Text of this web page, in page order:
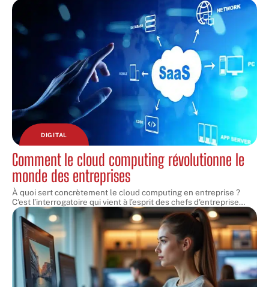
DIGITAL
Comment le cloud computing révolutionne le
monde des entreprises
À quoi sert concrètement le cloud computing en entreprise ?
C'est l’interrogatoire qui vient à l’esprit des chefs d'entreprise…